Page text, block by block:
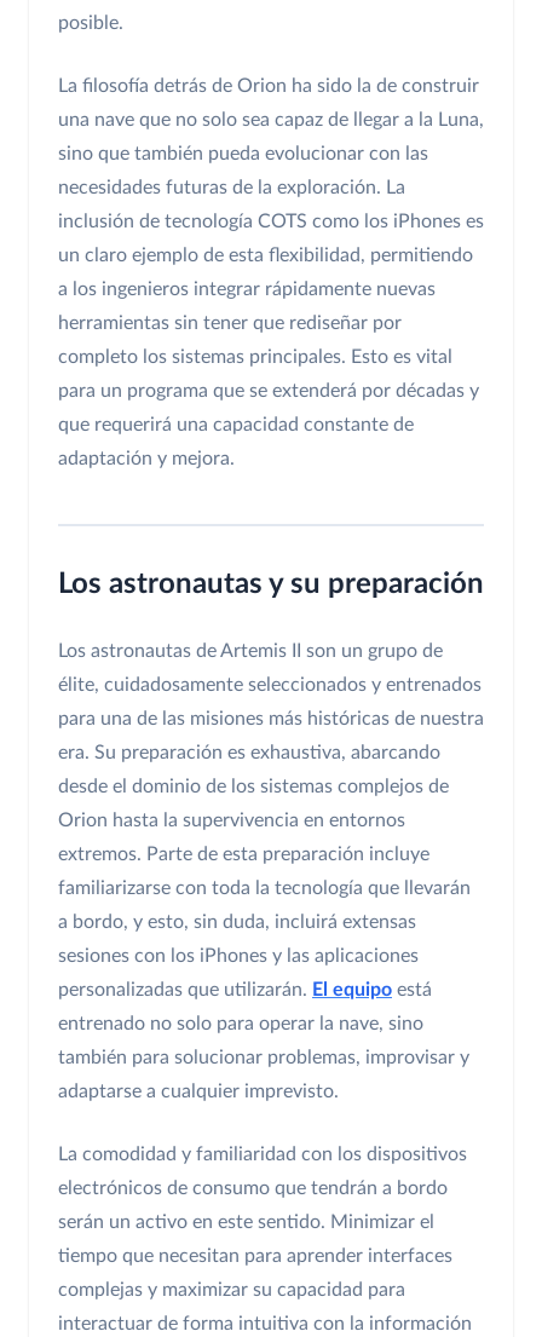
posible.
La filosofía detrás de Orion ha sido la de construir
una nave que no solo sea capaz de llegar a la Luna,
sino que también pueda evolucionar con las
necesidades futuras de la exploración. La
inclusión de tecnología COTS como los iPhones es
un claro ejemplo de esta flexibilidad, permitiendo
a los ingenieros integrar rápidamente nuevas
herramientas sin tener que rediseñar por
completo los sistemas principales. Esto es vital
para un programa que se extenderá por décadas y
que requerirá una capacidad constante de
adaptación y mejora.
Los astronautas y su preparación
Los astronautas de Artemis II son un grupo de
élite, cuidadosamente seleccionados y entrenados
para una de las misiones más históricas de nuestra
era. Su preparación es exhaustiva, abarcando
desde el dominio de los sistemas complejos de
Orion hasta la supervivencia en entornos
extremos. Parte de esta preparación incluye
familiarizarse con toda la tecnología que llevarán
a bordo, y esto, sin duda, incluirá extensas
sesiones con los iPhones y las aplicaciones
personalizadas que utilizarán. El equipo está
entrenado no solo para operar la nave, sino
también para solucionar problemas, improvisar y
adaptarse a cualquier imprevisto.
La comodidad y familiaridad con los dispositivos
electrónicos de consumo que tendrán a bordo
serán un activo en este sentido. Minimizar el
tiempo que necesitan para aprender interfaces
complejas y maximizar su capacidad para
interactuar de forma intuitiva con la información